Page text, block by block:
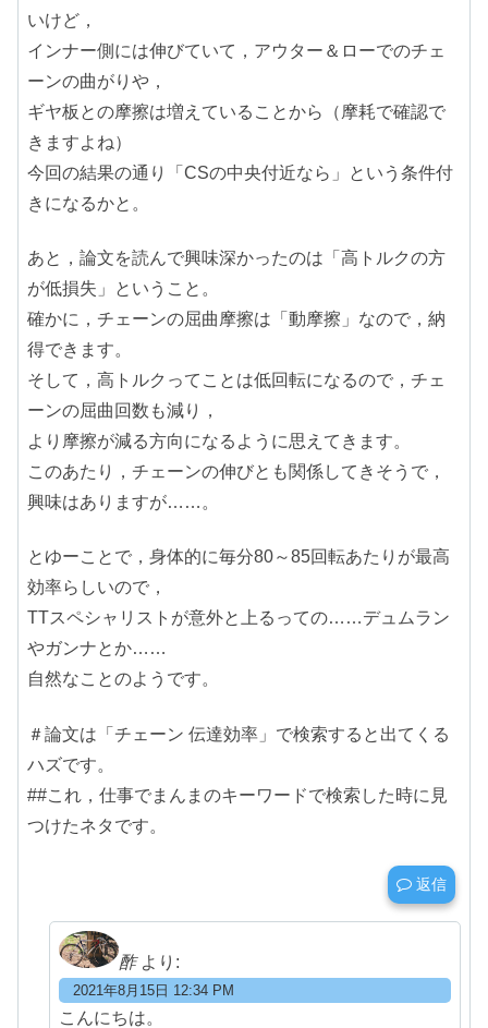
いけど，
インナー側には伸びていて，アウター＆ローでのチェ
ーンの曲がりや，
ギヤ板との摩擦は増えていることから（摩耗で確認で
きますよね）
今回の結果の通り「CSの中央付近なら」という条件付
きになるかと。
あと，論文を読んで興味深かったのは「高トルクの方
が低損失」ということ。
確かに，チェーンの屈曲摩擦は「動摩擦」なので，納
得できます。
そして，高トルクってことは低回転になるので，チェ
ーンの屈曲回数も減り，
より摩擦が減る方向になるように思えてきます。
このあたり，チェーンの伸びとも関係してきそうで，
興味はありますが……。
とゆーことで，身体的に毎分80～85回転あたりが最高
効率らしいので，
TTスペシャリストが意外と上るっての……デュムラン
やガンナとか……
自然なことのようです。
＃論文は「チェーン 伝達効率」で検索すると出てくる
ハズです。
##これ，仕事でまんまのキーワードで検索した時に見
つけたネタです。
返信
酢 より:
2021年8月15日 12:34 PM
こんにちは。